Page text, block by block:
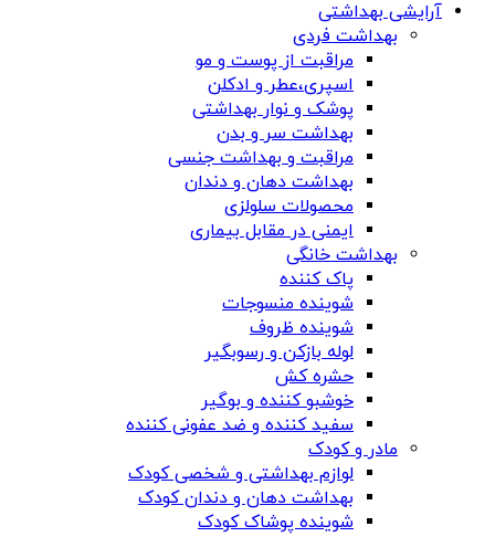
آرایشی بهداشتی
بهداشت فردی
مراقبت از پوست و مو
اسپری،عطر و ادکلن
پوشک و نوار بهداشتی
بهداشت سر و بدن
مراقبت و بهداشت جنسی
بهداشت دهان و دندان
محصولات سلولزی
ایمنی در مقابل بیماری
بهداشت خانگی
پاک کننده
شوینده منسوجات
شوینده ظروف
لوله بازکن و رسوبگیر
حشره کش
خوشبو کننده و بوگیر
سفید کننده و ضد عفونی کننده
مادر و کودک
لوازم بهداشتی و شخصی کودک
بهداشت دهان و دندان کودک
شوینده پوشاک کودک